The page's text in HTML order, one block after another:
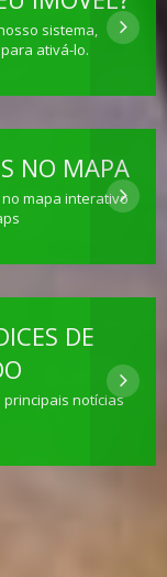
sistema,
ativá-lo.
NO MAPA
mapa interativo
DE
notícias